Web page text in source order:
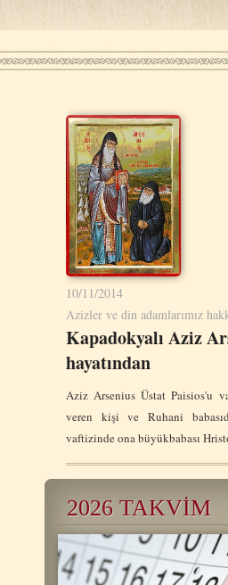
10/11/2014
Azizler ve din adamlarımız
Kapadokyalı Aziz
hayatından
Aziz Arsenius Üstat Paisios'u
veren kişi ve Ruhani
vaftizinde ona büyükbabası
2026 TAKVİM